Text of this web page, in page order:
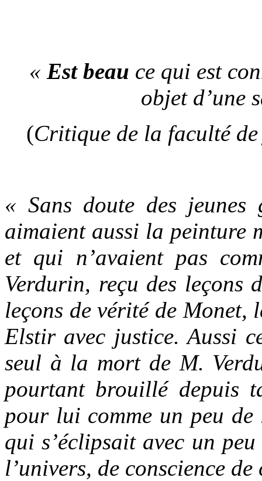
« Est beau ce qui est
objet d’une
(Critique de la faculté
« Sans doute des
aimaient aussi la peinture
et qui n’avaient pas
Verdurin, reçu des leçons
leçons de vérité de Monet,
Elstir avec justice. Aussi
seul à la mort de M.
pourtant brouillé depuis
pour lui comme un peu
qui s’éclipsait avec un
l’univers, de conscience de